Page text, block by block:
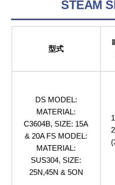
STEAM
型式
DS MODEL:
MATERIAL:
C3604B, SIZE: 15A
& 20A FS MODEL:
MATERIAL:
SUS304, SIZE:
25N,45N & 5ON